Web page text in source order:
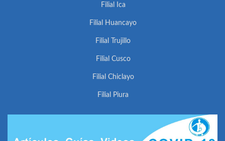
Filial Ica
Filial Huancayo
Filial Trujillo
Filial Cusco
Filial Chiclayo
Filial Piura